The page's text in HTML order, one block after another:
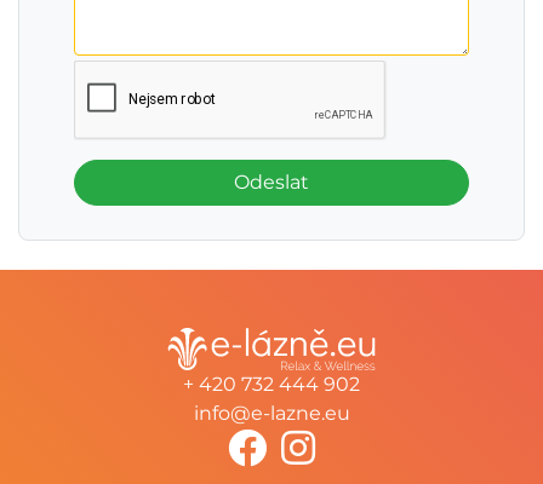
Odeslat
+ 420 732 444 902
info@e-lazne.eu